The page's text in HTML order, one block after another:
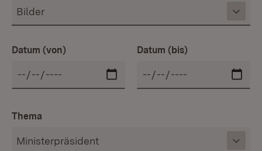
Datum (von) Datum (bis)
Thema